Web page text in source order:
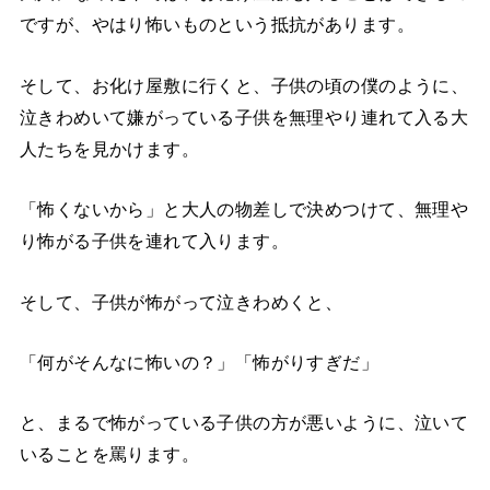
ですが、やはり怖いものという抵抗があります。
そして、お化け屋敷に行くと、子供の頃の僕のように、
泣きわめいて嫌がっている子供を無理やり連れて入る大
人たちを見かけます。
「怖くないから」と大人の物差しで決めつけて、無理や
り怖がる子供を連れて入ります。
そして、子供が怖がって泣きわめくと、
「何がそんなに怖いの？」「怖がりすぎだ」
と、まるで怖がっている子供の方が悪いように、泣いて
いることを罵ります。